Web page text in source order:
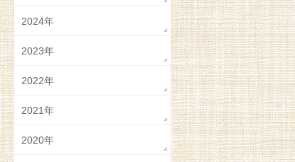
2024年
2023年
2022年
2021年
2020年